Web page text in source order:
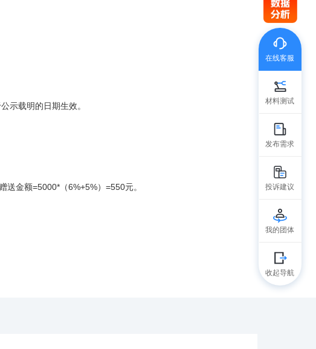
示载明的日期生效。
金额=5000*（6%+5%）=550元。
SEM
在线客服
材料测试
发布需求
投诉建议
我的团体
收起导航